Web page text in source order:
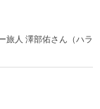
旅人 澤部佑さん（ハラ